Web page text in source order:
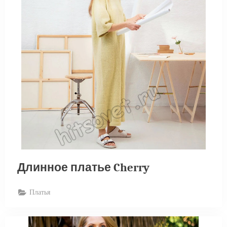
Длинное платье Cherry
Платья